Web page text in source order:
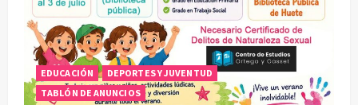
EDUCACIÓN
DEPORTES Y JUVENTUD
TABLÓN DE ANUNCIOS